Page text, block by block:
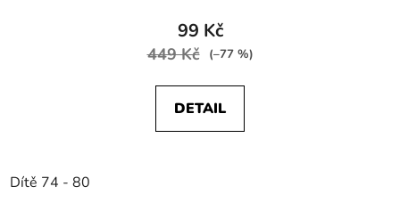
99 Kč
449 Kč (–77 %)
DETAIL
Dítě 74 - 80